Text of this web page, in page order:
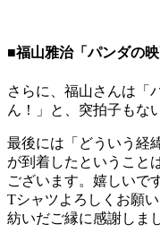
■福山雅治「パンダの
さらに、福山さんは「
ん！」と、突拍子もな
最後には「どういう経
が到着したということ
ございます。嬉しいで
Tシャツよろしくお願
紡いだご縁に感謝しま